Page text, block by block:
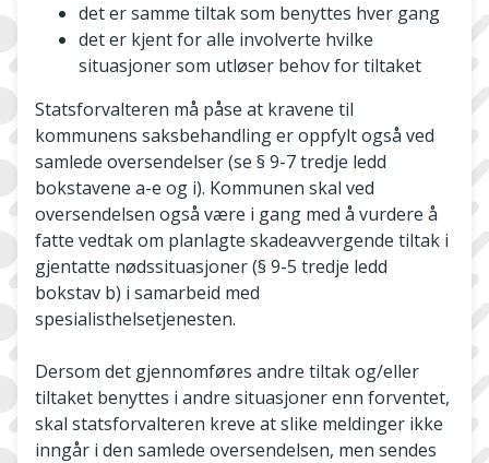
det er samme tiltak som benyttes hver gang
det er kjent for alle involverte hvilke
situasjoner som utløser behov for tiltaket
Statsforvalteren må påse at kravene til
kommunens saksbehandling er oppfylt også ved
samlede oversendelser (se § 9-7 tredje ledd
bokstavene a-e og i). Kommunen skal ved
oversendelsen også være i gang med å vurdere å
fatte vedtak om planlagte skadeavvergende tiltak i
gjentatte nødssituasjoner (§ 9-5 tredje ledd
bokstav b) i samarbeid med
spesialisthelsetjenesten.
Dersom det gjennomføres andre tiltak og/eller
tiltaket benyttes i andre situasjoner enn forventet,
skal statsforvalteren kreve at slike meldinger ikke
inngår i den samlede oversendelsen, men sendes